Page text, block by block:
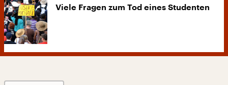
Viele Fragen zum Tod eines Studenten